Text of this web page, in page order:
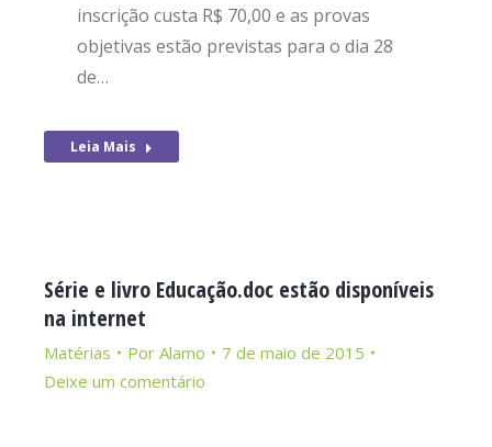
inscrição custa R$ 70,00 e as provas
objetivas estão previstas para o dia 28
de…
Leia Mais
Série e livro Educação.doc estão disponíveis
na internet
Matérias Por Alamo
7 de maio de 2015
Deixe um comentário